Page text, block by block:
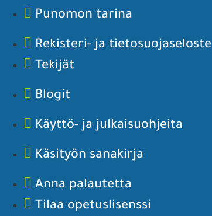
Punomon tarina
Rekisteri- ja tietosuojaseloste
Tekijät
Blogit
Käyttö- ja julkaisuohjeita
Käsityön sanakirja
Anna palautetta
Tilaa opetuslisenssi